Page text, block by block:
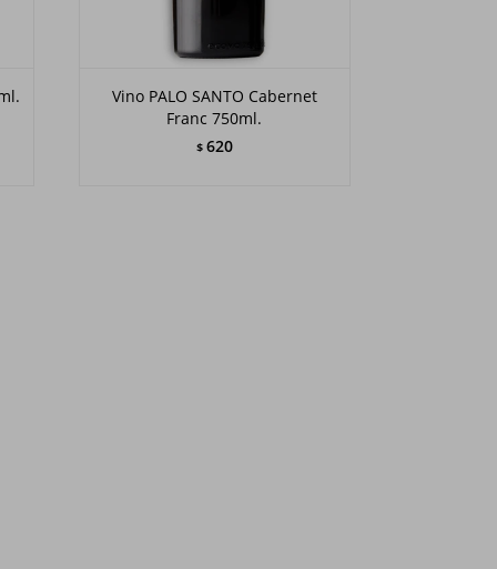
Vino PALO SANTO Cabernet
Franc 750ml.
$ 620